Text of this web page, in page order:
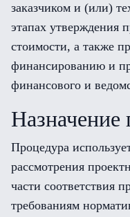
заказчиком и (или)
этапах утверждения
стоимости, а также
финансированию и
финансового и
Процедура
рассмотрения
части соответствия
требованиям